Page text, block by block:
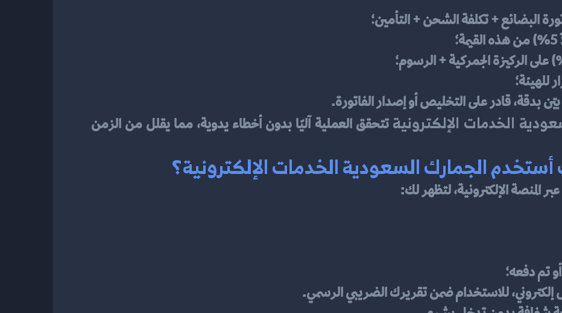
البضائع + تكلفة الشحن + التأمين؛
للهيئة؛
بدقة، قادر على التخليص أو إصدار الفاتورة.
الخدمات الإلكترونية
الجمارك السعودية الخدمات الإلكترونية؟
المنصة الإلكترونية، لتظهر لك:
تم دفعه؛
للاستخدام ضمن تقريرك الضريبي الرسمي.